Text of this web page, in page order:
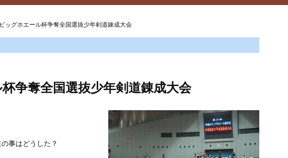
ッグホエール杯争奪全国選抜少年剣道錬成大会
争奪全国選抜少年剣道錬成大会
事はどうした？